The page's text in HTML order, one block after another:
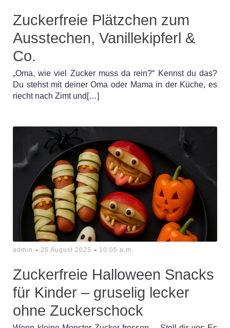
Zuckerfreie Plätzchen zum
Ausstechen, Vanillekipferl &
Co.
„Oma, wie viel Zucker muss da rein?“ Kennst du das?
Du stehst mit deiner Oma oder Mama in der Küche, es
riecht nach Zimt und[…]
admin - 25 August 2025 - 10:05 a.m.
Zuckerfreie Halloween Snacks
für Kinder – gruselig lecker
ohne Zuckerschock